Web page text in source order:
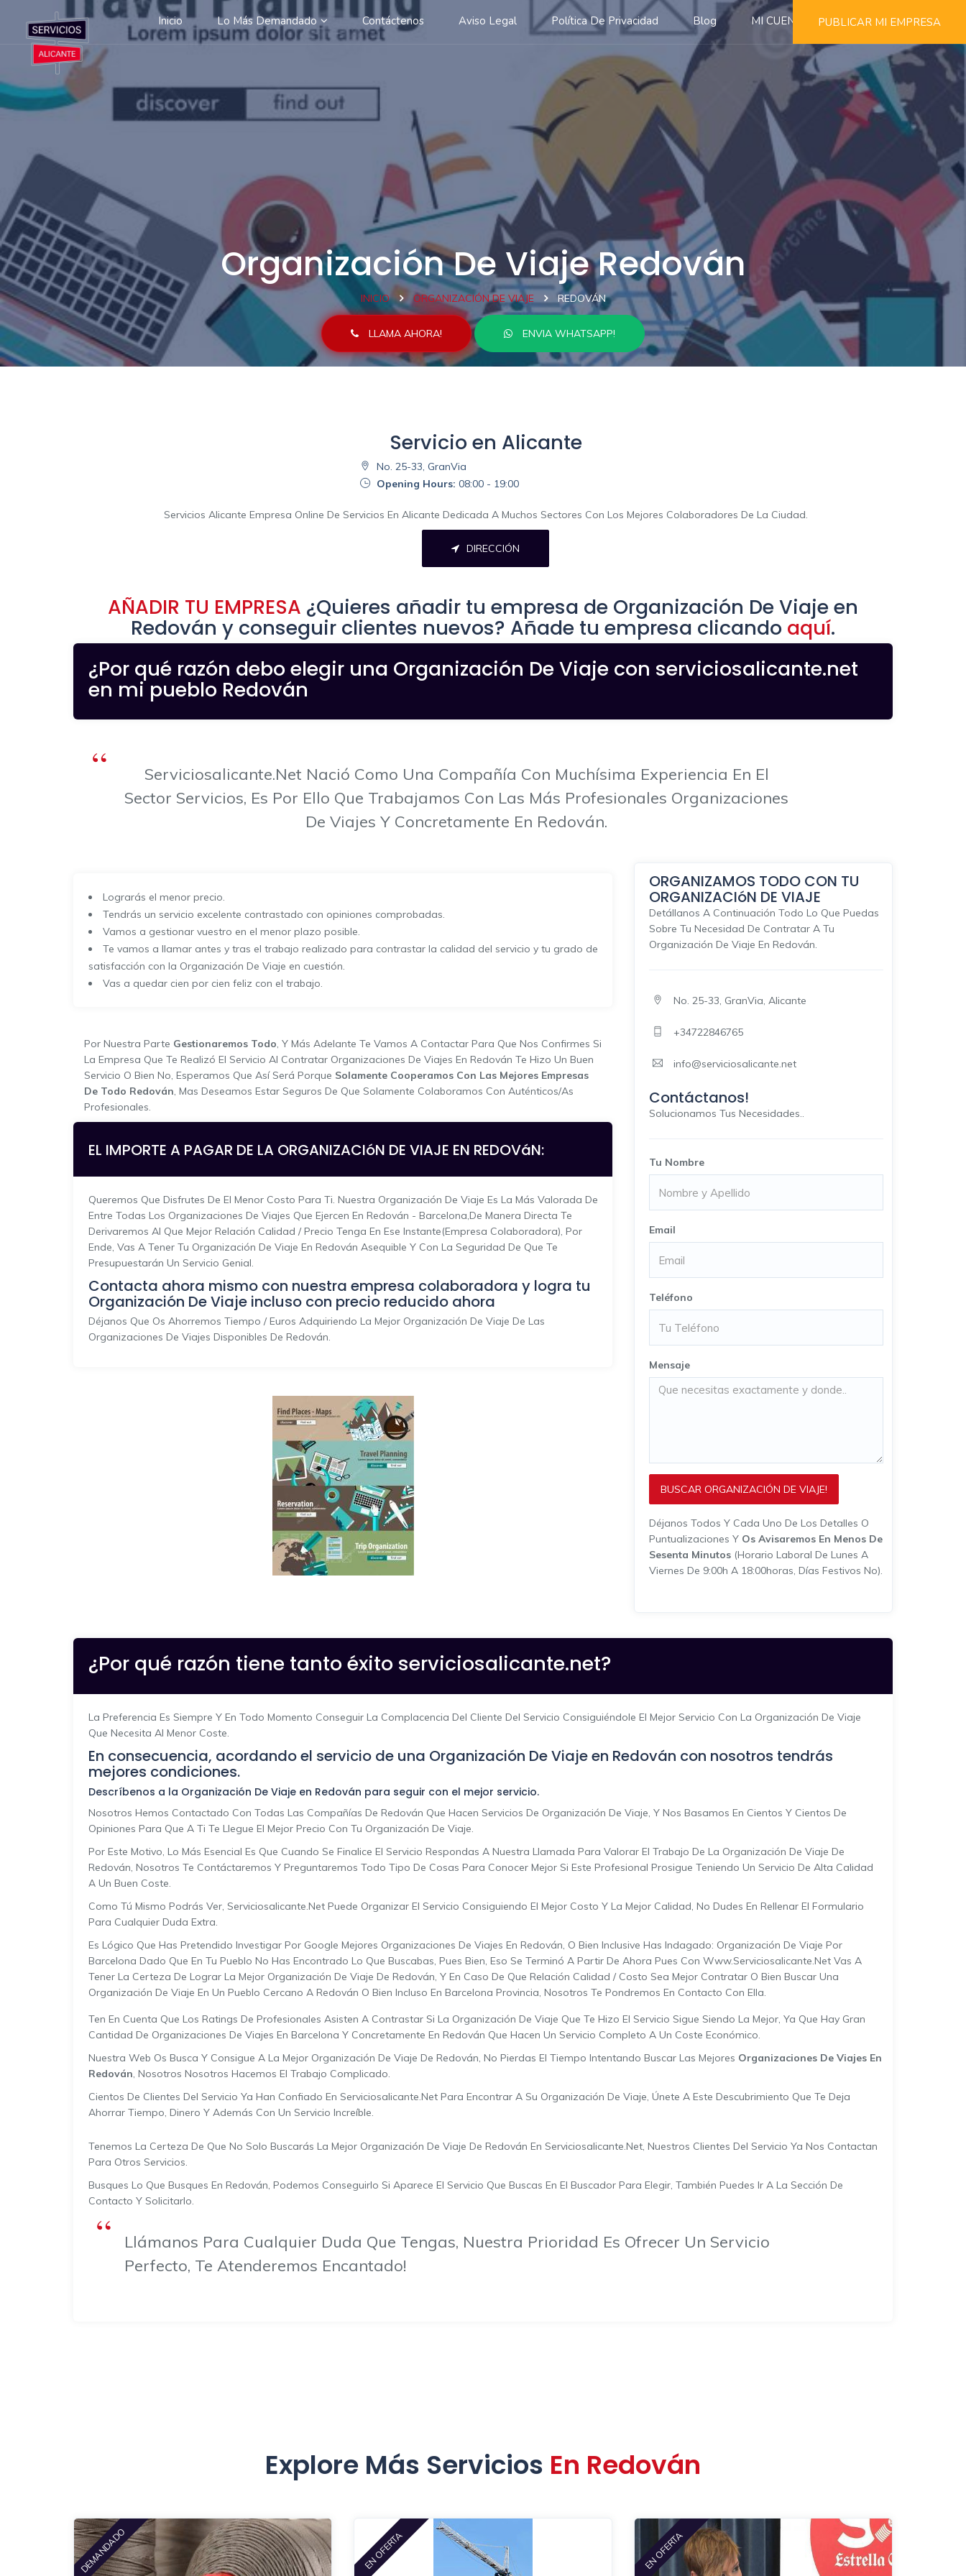
Inicio Lo Más Demandado Contáctenos Aviso Legal Política De Privacidad Blog MI CUENTA PUBLICAR MI EMPRESA
Organización De Viaje Redován
INICIO ORGANIZACIÓN DE VIAJE REDOVÁN
LLAMA AHORA! ENVIA WHATSAPP!
Servicio en Alicante
No. 25-33, GranVia
Opening Hours: 08:00 - 19:00
Servicios Alicante Empresa Online De Servicios En Alicante Dedicada A Muchos Sectores Con Los Mejores Colaboradores De La Ciudad.
DIRECCIÓN
AÑADIR TU EMPRESA ¿Quieres añadir tu empresa de Organización De Viaje en
Redován y conseguir clientes nuevos? Añade tu empresa clicando aquí.
¿Por qué razón debo elegir una Organización De Viaje con serviciosalicante.net
en mi pueblo Redován
Serviciosalicante.net Nació Como Una Compañía Con Muchísima Experiencia En El
Sector Servicios, Es Por Ello Que Trabajamos Con Las Más Profesionales Organizaciones
De Viajes Y Concretamente En Redován.
Lograrás el menor precio.
Tendrás un servicio excelente contrastado con opiniones comprobadas.
Vamos a gestionar vuestro en el menor plazo posible.
Te vamos a llamar antes y tras el trabajo realizado para contrastar la calidad del servicio y tu grado de
satisfacción con la Organización De Viaje en cuestión.
Vas a quedar cien por cien feliz con el trabajo.
Por Nuestra Parte Gestionaremos Todo, Y Más Adelante Te Vamos A Contactar Para Que Nos Confirmes Si
La Empresa Que Te Realizó El Servicio Al Contratar Organizaciones De Viajes En Redován Te Hizo Un Buen
Servicio O Bien No, Esperamos Que Así Será Porque Solamente Cooperamos Con Las Mejores Empresas
De Todo Redován, Mas Deseamos Estar Seguros De Que Solamente Colaboramos Con Auténticos/as
Profesionales.
EL IMPORTE A PAGAR DE LA ORGANIZACIóN DE VIAJE EN REDOVáN:
Queremos Que Disfrutes De El Menor Costo Para Ti. Nuestra Organización De Viaje Es La Más Valorada De
Entre Todas Los Organizaciones De Viajes Que Ejercen En Redován - Barcelona,de Manera Directa Te
Derivaremos Al Que Mejor Relación Calidad / Precio Tenga En Ese Instante(empresa Colaboradora), Por
Ende, Vas A Tener Tu Organización De Viaje En Redován Asequible Y Con La Seguridad De Que Te
Presupuestarán Un Servicio Genial.
Contacta ahora mismo con nuestra empresa colaboradora y logra tu
Organización De Viaje incluso con precio reducido ahora
Déjanos Que Os Ahorremos Tiempo / Euros Adquiriendo La Mejor Organización De Viaje De Las
Organizaciones De Viajes Disponibles De Redován.
ORGANIZAMOS TODO CON TU
ORGANIZACIóN DE VIAJE
Detállanos A Continuación Todo Lo Que Puedas
Sobre Tu Necesidad De Contratar A Tu
Organización De Viaje En Redován.
No. 25-33, GranVia, Alicante
+34722846765
info@serviciosalicante.net
Contáctanos!
Solucionamos Tus Necesidades..
Tu Nombre
Email
Teléfono
Mensaje
BUSCAR ORGANIZACIÓN DE VIAJE!
Déjanos Todos Y Cada Uno De Los Detalles O
Puntualizaciones Y Os Avisaremos En Menos De
Sesenta Minutos (horario Laboral De Lunes A
Viernes De 9:00h A 18:00horas, Días Festivos No).
¿Por qué razón tiene tanto éxito serviciosalicante.net?
La Preferencia Es Siempre Y En Todo Momento Conseguir La Complacencia Del Cliente Del Servicio Consiguiéndole El Mejor Servicio Con La Organización De Viaje
Que Necesita Al Menor Coste.
En consecuencia, acordando el servicio de una Organización De Viaje en Redován con nosotros tendrás
mejores condiciones.
Descríbenos a la Organización De Viaje en Redován para seguir con el mejor servicio.
Nosotros Hemos Contactado Con Todas Las Compañías De Redován Que Hacen Servicios De Organización De Viaje, Y Nos Basamos En Cientos Y Cientos De
Opiniones Para Que A Ti Te Llegue El Mejor Precio Con Tu Organización De Viaje.
Por Este Motivo, Lo Más Esencial Es Que Cuando Se Finalice El Servicio Respondas A Nuestra Llamada Para Valorar El Trabajo De La Organización De Viaje De
Redován, Nosotros Te Contáctaremos Y Preguntaremos Todo Tipo De Cosas Para Conocer Mejor Si Este Profesional Prosigue Teniendo Un Servicio De Alta Calidad
A Un Buen Coste.
Como Tú Mismo Podrás Ver, Serviciosalicante.net Puede Organizar El Servicio Consiguiendo El Mejor Costo Y La Mejor Calidad, No Dudes En Rellenar El Formulario
Para Cualquier Duda Extra.
Es Lógico Que Has Pretendido Investigar Por Google Mejores Organizaciones De Viajes En Redován, O Bien Inclusive Has Indagado: Organización De Viaje Por
Barcelona Dado Que En Tu Pueblo No Has Encontrado Lo Que Buscabas, Pues Bien, Eso Se Terminó A Partir De Ahora Pues Con Www.serviciosalicante.net Vas A
Tener La Certeza De Lograr La Mejor Organización De Viaje De Redován, Y En Caso De Que Relación Calidad / Costo Sea Mejor Contratar O Bien Buscar Una
Organización De Viaje En Un Pueblo Cercano A Redován O Bien Incluso En Barcelona Provincia, Nosotros Te Pondremos En Contacto Con Ella.
Ten En Cuenta Que Los Ratings De Profesionales Asisten A Contrastar Si La Organización De Viaje Que Te Hizo El Servicio Sigue Siendo La Mejor, Ya Que Hay Gran
Cantidad De Organizaciones De Viajes En Barcelona Y Concretamente En Redován Que Hacen Un Servicio Completo A Un Coste Económico.
Nuestra Web Os Busca Y Consigue A La Mejor Organización De Viaje De Redován, No Pierdas El Tiempo Intentando Buscar Las Mejores Organizaciones De Viajes En
Redován, Nosotros Nosotros Hacemos El Trabajo Complicado.
Cientos De Clientes Del Servicio Ya Han Confiado En Serviciosalicante.net Para Encontrar A Su Organización De Viaje, Únete A Este Descubrimiento Que Te Deja
Ahorrar Tiempo, Dinero Y Además Con Un Servicio Increíble.
Tenemos La Certeza De Que No Solo Buscarás La Mejor Organización De Viaje De Redován En Serviciosalicante.net, Nuestros Clientes Del Servicio Ya Nos Contactan
Para Otros Servicios.
Busques Lo Que Busques En Redován, Podemos Conseguirlo Si Aparece El Servicio Que Buscas En El Buscador Para Elegir, También Puedes Ir A La Sección De
Contacto Y Solicitarlo.
Llámanos Para Cualquier Duda Que Tengas, Nuestra Prioridad Es Ofrecer Un Servicio
Perfecto, Te Atenderemos Encantado!
Explore Más Servicios En Redován
DEMANDADO EN OFERTA EN OFERTA